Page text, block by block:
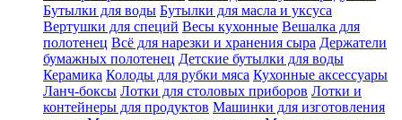
Бутылки для воды Бутылки для масла и уксуса
Вертушки для специй Весы кухонные Вешалка для
полотенец Всё для нарезки и хранения сыра Держатели
бумажных полотенец Детские бутылки для воды
Керамика Колоды для рубки мяса Кухонные аксессуары
Ланч-боксы Лотки для столовых приборов Лотки и
контейнеры для продуктов Машинки для изготовления